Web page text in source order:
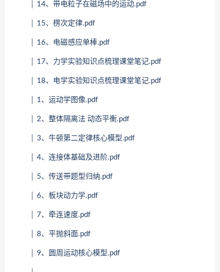
│ 14、带电粒子在磁场中的运动.pdf
│ 15、楞次定律.pdf
│ 16、电磁感应单棒.pdf
│ 17、力学实验知识点梳理课堂笔记.pdf
│ 18、电学实验知识点梳理课堂笔记.pdf
│ 1、运动学图像.pdf
│ 2、整体隔离法 动态平衡.pdf
│ 3、牛顿第二定律核心模型.pdf
│ 4、连接体基础及进阶.pdf
│ 5、传送带题型归纳.pdf
│ 6、板块动力学.pdf
│ 7、牵连速度.pdf
│ 8、平抛斜面.pdf
│ 9、圆周运动核心模型.pdf